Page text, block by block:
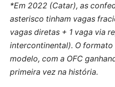
*Em 2022 (Catar), as
asterisco tinham vagas
vagas diretas + 1 vaga via
intercontinental). O formato
modelo, com a OFC
primeira vez na história.